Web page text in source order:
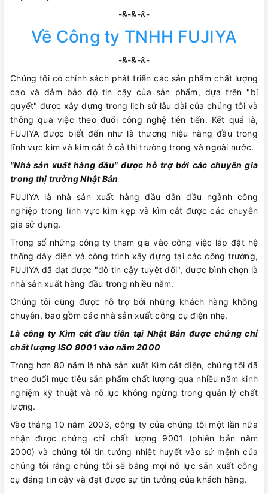
-&-&-&-
Về Công ty TNHH FUJIYA
-&-&-&-
Chúng tôi có chính sách phát triển các sản phẩm chất lượng
cao và đảm bảo độ tin cậy của sản phẩm, dựa trên "bí
quyết" được xây dựng trong lịch sử lâu dài của chúng tôi và
thông qua việc theo đuổi công nghệ tiên tiến. Kết quả là,
FUJIYA được biết đến như là thương hiệu hàng đầu trong
lĩnh vực kìm và kìm cắt ở cả thị trường trong và ngoài nước.
"Nhà sản xuất hàng đầu" được hỗ trợ bởi các chuyên gia
trong thị trường Nhật Bản
FUJIYA là nhà sản xuất hàng đầu dẫn đầu ngành công
nghiệp trong lĩnh vực kìm kẹp và kìm cắt được các chuyên
gia sử dụng.
Trong số những công ty tham gia vào công việc lắp đặt hệ
thống dây điện và công trình xây dựng tại các công trường,
FUJIYA đã đạt được "độ tin cậy tuyệt đối", được bình chọn là
nhà sản xuất hàng đầu trong nhiều năm.
Chúng tôi cũng được hỗ trợ bởi những khách hàng không
chuyên, bao gồm các nhà sản xuất công cụ điện nhẹ.
Là công ty Kìm cắt đầu tiên tại Nhật Bản được chứng chỉ
chất lượng ISO 9001 vào năm 2000
Trong hơn 80 năm là nhà sản xuất Kìm cắt điện, chúng tôi đã
theo đuổi mục tiêu sản phẩm chất lượng qua nhiều năm kinh
nghiệm kỹ thuật và nỗ lực không ngừng trong quản lý chất
lượng.
Vào tháng 10 năm 2003, công ty của chúng tôi một lần nữa
nhận được chứng chỉ chất lượng 9001 (phiên bản năm
2000) và chúng tôi tin tưởng nhiệt huyết vào sứ mệnh của
chúng tôi rằng chúng tôi sẽ bằng mọi nỗ lực sản xuất công
cụ đáng tin cậy và đạt được sự tin tưởng của khách hàng.